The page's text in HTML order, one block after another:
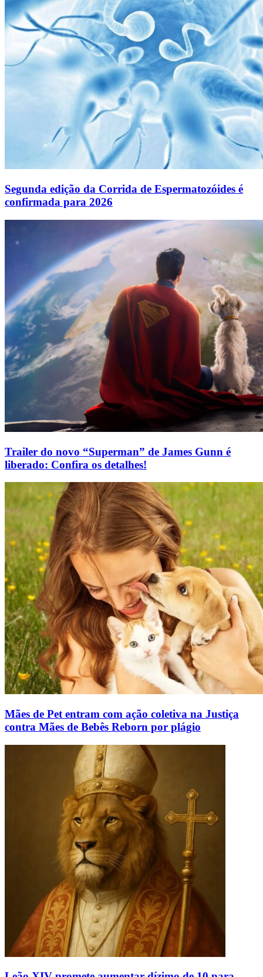
Segunda edição da Corrida de Espermatozóides é
confirmada para 2026
Trailer do novo “Superman” de James Gunn é
liberado: Confira os detalhes!
Mães de Pet entram com ação coletiva na Justiça
contra Mães de Bebês Reborn por plágio